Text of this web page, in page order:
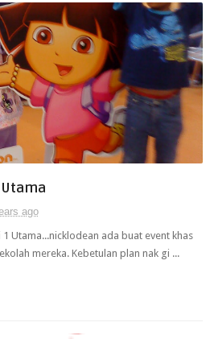
ago
Utama...nicklodean ada buat event khas
mereka. Kebetulan plan nak gi ...